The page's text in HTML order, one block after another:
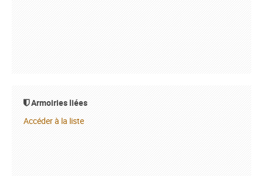
Armoiries liées
Accéder à la liste